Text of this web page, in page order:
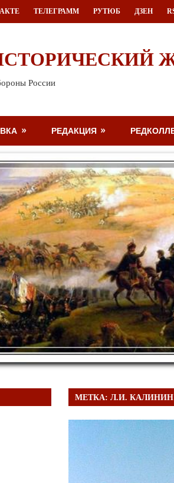
ТЕЛЕГРАММ РУТЮБ ДЗЕН
России
РЕДАКЦИЯ
МЕТКА:Л.И. КАЛИНИН